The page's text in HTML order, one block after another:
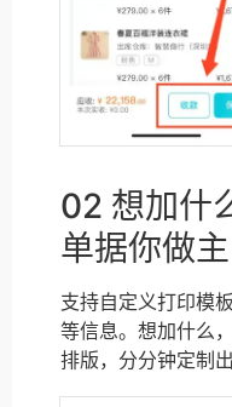
02 想加什
单据你做主
支持自定义打印模
等信息。想加什么
排版，分分钟定制